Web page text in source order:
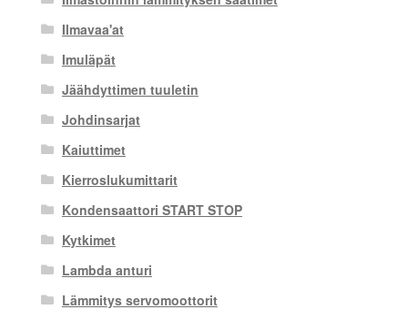
Ilmavaa'at
Imuläpät
Jäähdyttimen tuuletin
Johdinsarjat
Kaiuttimet
Kierroslukumittarit
Kondensaattori START STOP
Kytkimet
Lambda anturi
Lämmitys servomoottorit